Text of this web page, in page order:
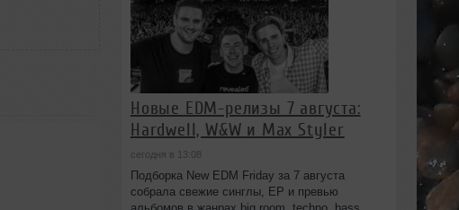
Новые EDM-релизы 7 августа:
Hardwell, W&W и Max Styler
сегодня в 13:08
Подборка New EDM Friday за 7 августа
собрала свежие синглы, EP и превью